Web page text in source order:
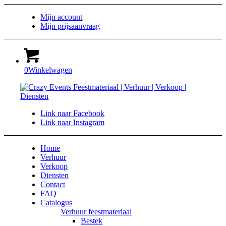
Mijn account
Mijn prijsaanvraag
0Winkelwagen
Link naar Facebook
Link naar Instagram
Home
Verhuur
Verkoop
Diensten
Contact
FAQ
Catalogus
Verhuur feestmateriaal
Bestek